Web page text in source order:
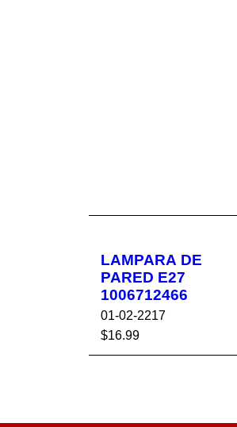
LAMPARA DE
PARED E27
1006712466
01-02-2217
$16.99
AÑADIR AL CA
VISTA